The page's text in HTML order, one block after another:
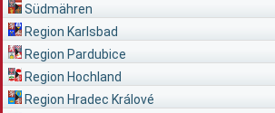
Südmähren
Region Karlsbad
Region Pardubice
Region Hochland
Region Hradec Králové